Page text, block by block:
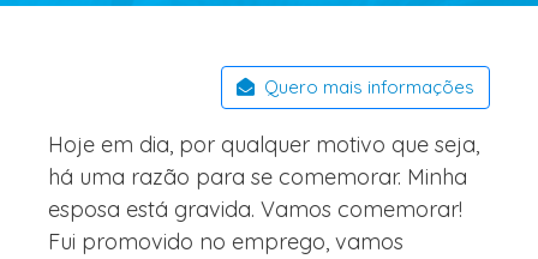
Quero mais informações
Hoje em dia, por qualquer motivo que seja,
há uma razão para se comemorar. Minha
esposa está gravida. Vamos comemorar!
Fui promovido no emprego, vamos